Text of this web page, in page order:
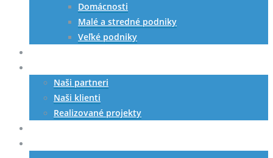
Domácnosti
Malé a stredné podniky
Veľké podniky
Naši partneri
Naši klienti
Realizované projekty